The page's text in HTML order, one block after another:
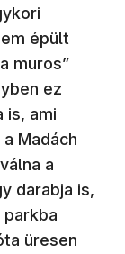
épült
muros”
ez
is, ami
Madách
a
darabja is,
üresen